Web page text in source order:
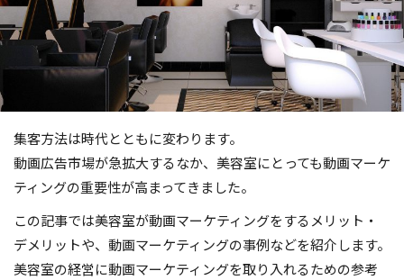
集客方法は時代とともに変わります。
動画広告市場が急拡大するなか、美容室にとっても動画マーケ
ティングの重要性が高まってきました。
この記事では美容室が動画マーケティングをするメリット・
デメリットや、動画マーケティングの事例などを紹介します。
美容室の経営に動画マーケティングを取り入れるための参考